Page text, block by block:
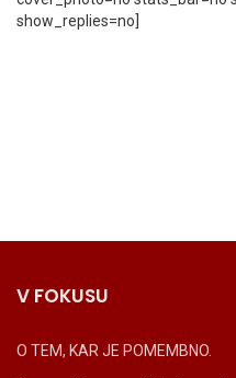
show_replies=no]
V FOKUSU
O TEM, KAR JE POMEMBNO.